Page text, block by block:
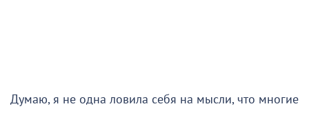
Думаю, я не одна ловила себя на мысли, что многие